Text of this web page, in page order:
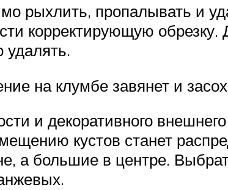
рыхлить, пропалывать и
корректирующую
на клумбе завянет и
и декоративного
кустов станет
а большие в центре.